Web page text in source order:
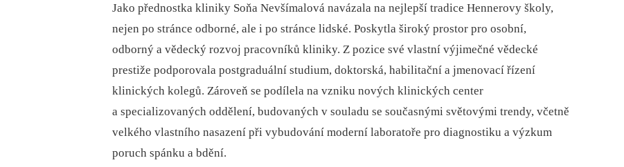
Jako přednostka kliniky Soňa Nevšímalová navázala na nejlepší tradice Hennerovy školy,
nejen po stránce odborné, ale i po stránce lidské. Poskytla široký prostor pro osobní,
odborný a vědecký rozvoj pracovníků kliniky. Z pozice své vlastní výjimečné vědecké
prestiže podporovala postgraduální studium, doktorská, habilitační a jmenovací řízení
klinických kolegů. Zároveň se podílela na vzniku nových klinických center
a specializovaných oddělení, budovaných v souladu se současnými světovými trendy, včetně
velkého vlastního nasazení při vybudování moderní laboratoře pro diagnostiku a výzkum
poruch spánku a bdění.